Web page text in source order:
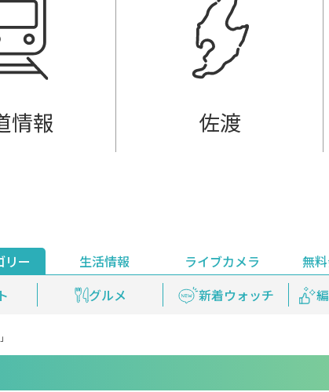
情報 佐渡
リー
グルメ 新着ウォッチ
生活情報
安全安心情報 天気 上越妙高百
ライブカメラ 無
ブ配信
見逃し配信 プレミア